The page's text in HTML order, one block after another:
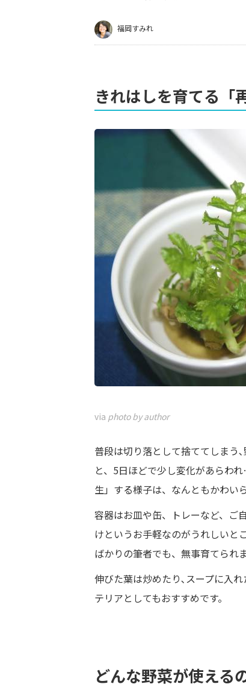
福岡すみれ
きれはしを育てる「
via photo by author
普段は切り落として捨ててしまう
と、5日ほどで少し変化があらわ
生」する様子は、なんともかわい
容器はお皿や缶、トレーなど、ご
けというお手軽なのがうれしいと
ばかりの筆者でも、無事育てられ
伸びた葉は炒めたり､スープに入
テリアとしてもおすすめです。
どんな野菜が使える